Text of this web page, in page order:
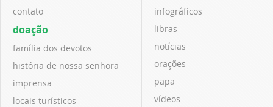
contato
doação
família dos devotos
história de nossa senhora
imprensa
locais turísticos
infográficos
libras
notícias
orações
papa
vídeos